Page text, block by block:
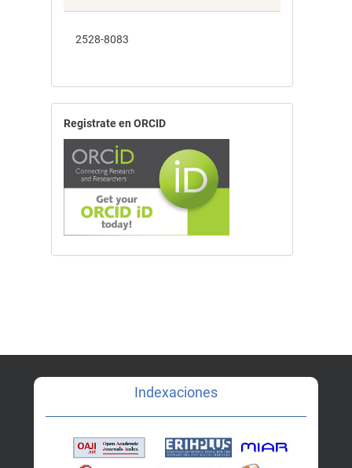
2528-8083
Registrate en ORCID
Indexaciones